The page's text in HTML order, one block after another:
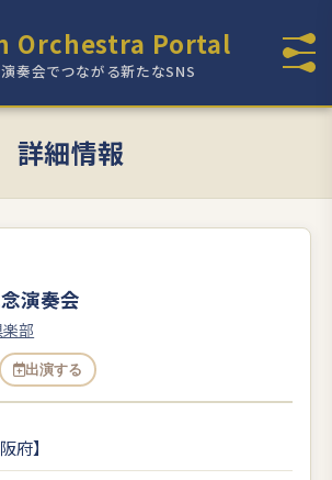
Orchestra Portal
奏会でつながる新たなSNS
詳細情報
演奏会
部
出演する
府】